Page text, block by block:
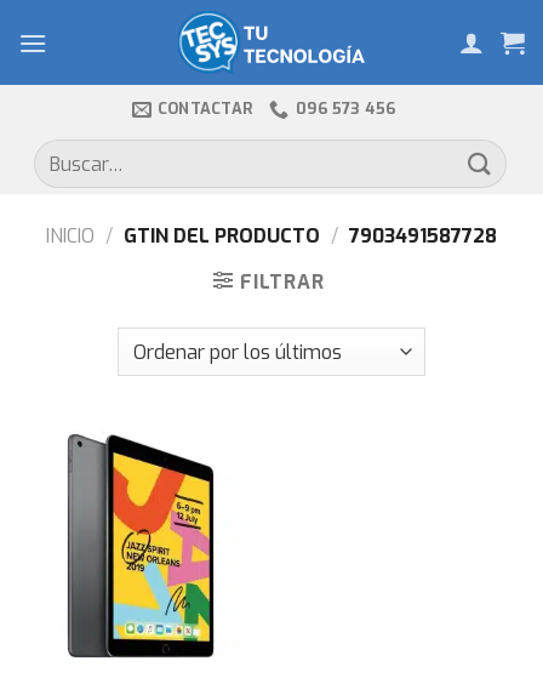
CONTACTAR 096 573 456
Buscar
por:
INICIO / GTIN DEL PRODUCTO / 7903491587728
FILTRAR